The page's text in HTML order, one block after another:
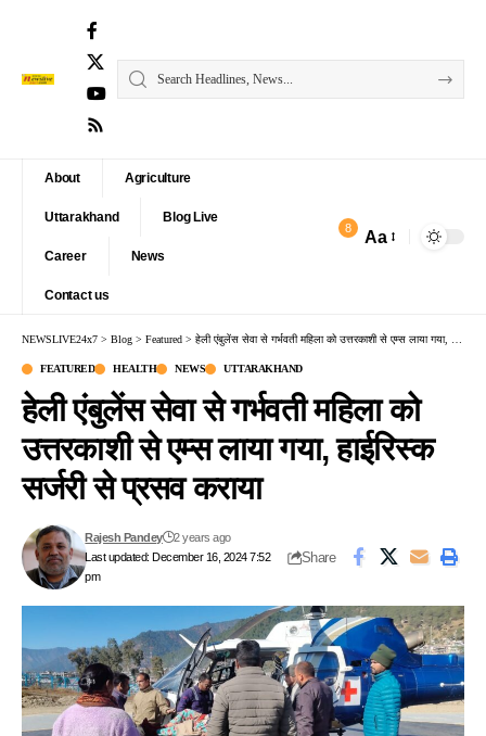
About Agriculture
Uttarakhand Blog Live
Career News
Contact us
8 Aa
NEWSLIVE24x7 > Blog > Featured > हेली एंबुलेंस सेवा से गर्भवती महिला को उत्तरकाशी से एम्स लाया गया, हाईरिस्क सर्जरी से प्रसव कराया
FEATURED HEALTH NEWS UTTARAKHAND
हेली एंबुलेंस सेवा से गर्भवती महिला को
उत्तरकाशी से एम्स लाया गया, हाईरिस्क
सर्जरी से प्रसव कराया
Last updated: December 16, 2024 7:52
pm
Rajesh Pandey 2 years ago
Share